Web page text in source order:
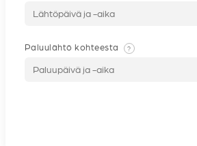
Paluulähtö kohteesta ?